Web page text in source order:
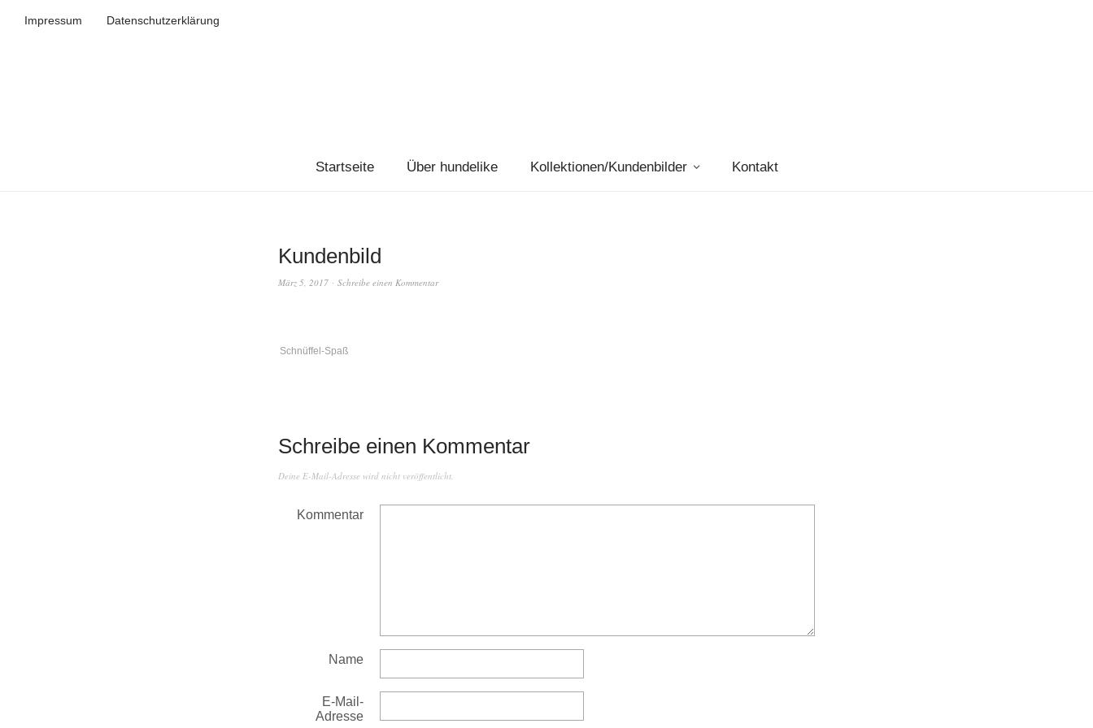
Impressum Datenschutzerklärung
Startseite Über hundelike Kollektionen/Kundenbilder Kontakt
Kundenbild
März 5, 2017 Schreibe einen Kommentar
Schnüffel-Spaß
Schreibe einen Kommentar
Deine E-Mail-Adresse wird nicht veröffentlicht.
Kommentar
Name
E-Mail-
Adresse